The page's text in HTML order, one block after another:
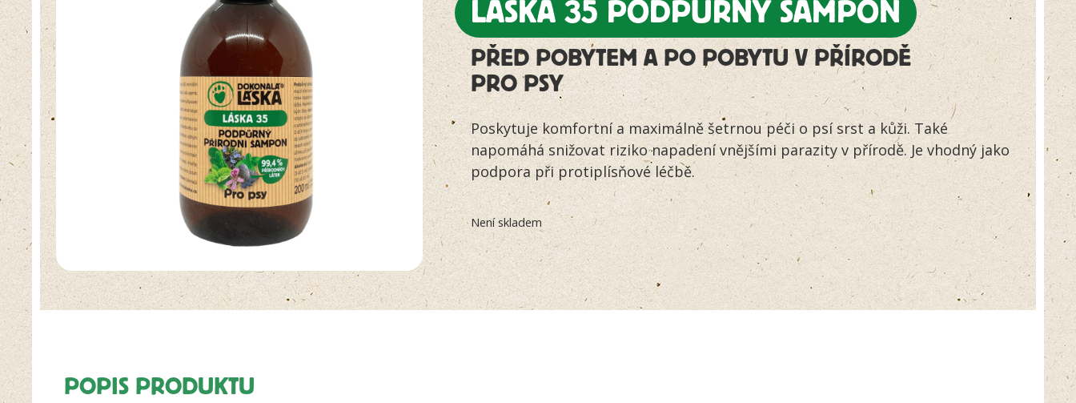
LÁSKA 35 PODPŮRNÝ ŠAMPON
PŘED POBYTEM A PO POBYTU V PŘÍRODĚ
PRO PSY
zákazníků
Poskytuje komfortní a maximálně šetrnou péči o psí srst a kůži. Také
napomáhá snižovat riziko napadení vnějšími parazity v přírodě. Je vhodný jako
podpora při protiplísňové léčbě.
Není skladem
POPIS PRODUKTU